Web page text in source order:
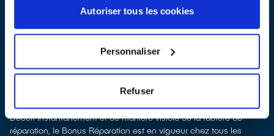
Autoriser tous les cookies
Personnaliser
Refuser
labellisés QualiRépar. En cliquant sur la fiche détaillée du
réparateur, vous découvrirez pour quels types d’appareils ce
électroménager, télé, téléphone mobile, outillage électroportatif :
à chaque famille d’appareils son réparateur spécialisé et labellisé
QualiRépar.
Comment bénéficier du Bonus Réparation à Saint-Jean-de-Luz ?
Déduit instantanément et de manière visible de la facture de
réparation, le Bonus Réparation est en vigueur chez tous les